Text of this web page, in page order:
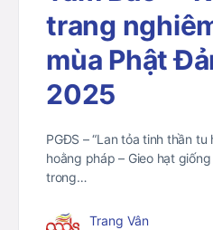
trang
mùa Phật
2025
PGĐS – “Lan tỏa tinh thần
hoằng pháp – Gieo hạt
trong…
Trang Vân